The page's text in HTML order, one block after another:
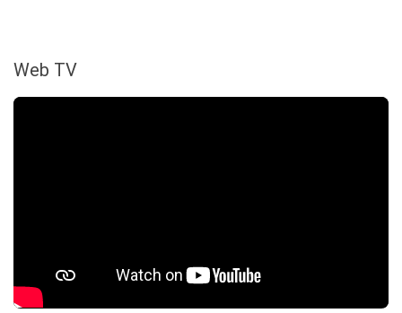
Web TV